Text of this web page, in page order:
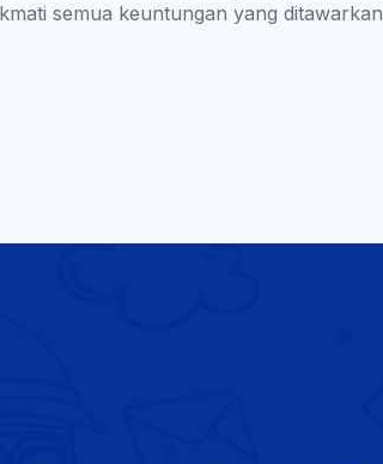
semua keuntungan yang ditawarkan